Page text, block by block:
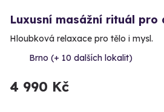
Luxusní masážní rituál pro
Hloubková relaxace pro tělo i mysl.
Brno (+ 10 dalších lokalit)
4 990 Kč